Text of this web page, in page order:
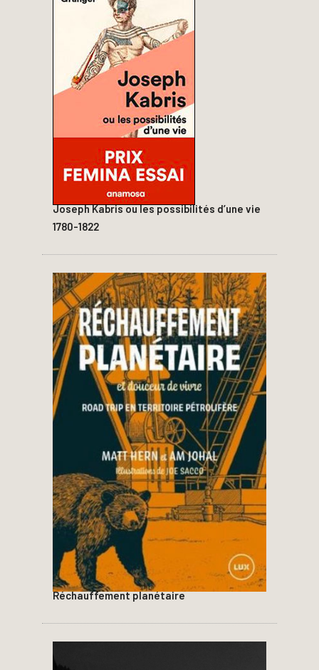
Joseph Kabris ou les possibilités d’une vie
1780-1822
Réchauffement planétaire